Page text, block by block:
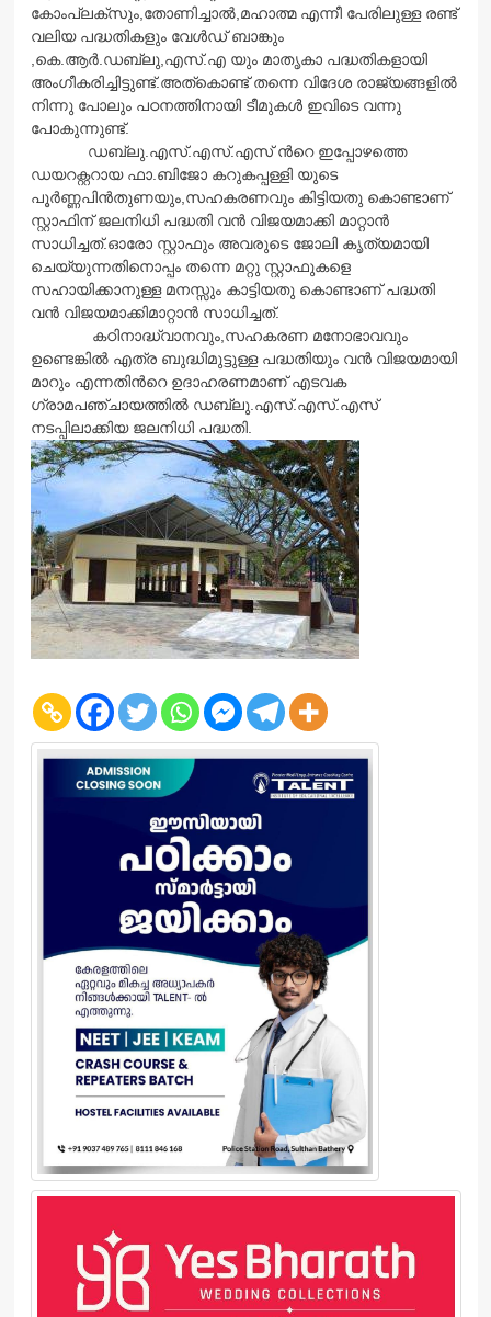
കോംപ്ലക്സും,തോണിച്ചാല്‍,മഹാത്മ എന്നീ പേരിലുള്ള രണ്ട്
വലിയ പദ്ധതികളും വേള്‍ഡ് ബാങ്കും
,കെ.ആര്‍.ഡബ്ലു,എസ്.എ യും മാതൃകാ പദ്ധതികളായി
അംഗീകരിച്ചിട്ടുണ്ട്.അത്കൊണ്ട് തന്നെ വിദേശ രാജ്യങ്ങളില്‍
നിന്നു പോലും പഠനത്തിനായി ടീമുകള്‍ ഇവിടെ വന്നു
പോകുന്നുണ്ട്.
ഡബ്ലു.എസ്.എസ്.എസ് ന്‍റെ ഇപ്പോഴത്തെ
ഡയറക്റ്ററായ ഫാ.ബിജോ കറുകപ്പള്ളി യുടെ
പൂര്‍ണ്ണപിന്‍തുണയും,സഹകരണവും കിട്ടിയതു കൊണ്ടാണ്
സ്റ്റാഫിന് ജലനിധി പദ്ധതി വന്‍ വിജയമാക്കി മാറ്റാന്‍
സാധിച്ചത്.ഓരോ സ്റ്റാഫും അവരുടെ ജോലി കൃത്യമായി
ചെയ്യുന്നതിനൊപ്പം തന്നെ മറ്റു സ്റ്റാഫുകളെ
സഹായിക്കാനുള്ള മനസ്സും കാട്ടിയതു കൊണ്ടാണ് പദ്ധതി
വന്‍ വിജയമാക്കിമാറ്റാന്‍ സാധിച്ചത്.
കഠിനാദ്ധ്വാനവും,സഹകരണ മനോഭാവവും
ഉണ്ടെങ്കില്‍ എത്ര ബുദ്ധിമുട്ടുള്ള പദ്ധതിയും വന്‍ വിജയമായി
മാറും എന്നതിന്‍റെ ഉദാഹരണമാണ് എടവക
ഗ്രാമപഞ്ചായത്തില്‍ ഡബ്ലു.എസ്.എസ്.എസ്
നടപ്പിലാക്കിയ ജലനിധി പദ്ധതി.